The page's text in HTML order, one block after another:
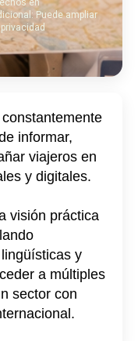
en
Puede ampliar
informar,
viajeros en
y digitales.
visión práctica
y
a múltiples
sector con